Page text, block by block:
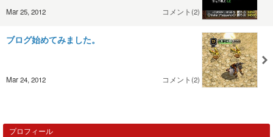
Mar 25, 2012 コメント(2)
ブログ始めてみました。
Mar 24, 2012 コメント(2)
プロフィール